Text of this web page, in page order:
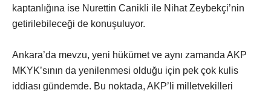
kaptanlığına ise Nurettin Canikli ile Nihat Zeybekçi’nin
getirilebileceği de konuşuluyor.
Ankara’da mevzu, yeni hükümet ve aynı zamanda AKP
MKYK’sının da yenilenmesi olduğu için pek çok kulis
iddiası gündemde. Bu noktada, AKP’li milletvekilleri